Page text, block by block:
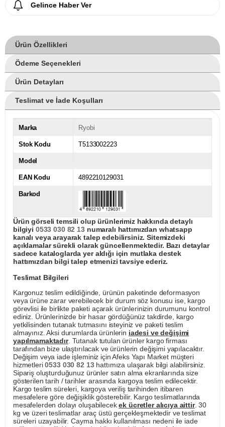
Gelince Haber Ver
Ürün Özellikleri
Ödeme Seçenekleri
Ürün Detayları
Teslimat ve İade Koşulları
Marka Ryobi
Stok Kodu T5133002223
Model
EAN Kodu 4892210129031
Barkod
Ürün görseli temsili olup ürünlerimiz hakkında detaylı
bilgiyi 0533 030 82 13numaralı hattımızdan whatsapp
kanalı veya arayarak talep edebilirsiniz. Sitemizdeki
açıklamalar sürekli olarak güncellenmektedir. Bazı detaylar
sadece kataloglarda yer aldığı için mutlaka destek
hattımızdan bilgi talep etmenizi tavsiye ederiz.
Teslimat Bilgileri
Kargonuz teslim edildiğinde, ürünün paketinde deformasyon
veya ürüne zarar verebilecek bir durum söz konusu ise, kargo
görevlisi ile birlikte paketi açarak ürünlerinizin durumunu kontrol
ediniz. Ürünlerinizde bir hasar gördüğünüz takdirde, kargo
yetkilisinden tutanak tutmasını isteyiniz ve paketi teslim
almayınız. Aksi durumlarda ürünlerin iadesi ve değişimi
yapılmamaktadır. Tutanak tutulan ürünler kargo firması
tarafından bize ulaştırılacak ve ürünlerin değişimi yapılacaktır.
Değişim veya iade işleminiz için Afeks Yapı Market müşteri
hizmetleri0533 030 82 13hattımıza ulaşarak bilgi alabilirsiniz.
Sipariş oluşturduğunuz ürünler satın alma ekranlarında size
gösterilen tarih / tarihler arasında kargoya teslim edilecektir.
Kargo teslim süreleri, kargoya veriliş tarihinden itibaren
mesafelere göre değişiklik gösterebilir. Kargo teslimatlarında
mesafelerden dolayı oluşabilecekek ücretler alıcıya aittir. 30
kg ve üzeri teslimatlar araç üstü gerçekleşmektedir ve teslimat
süreleri uzayabilir. Cayma hakkı kullanılması nedeni ile iade